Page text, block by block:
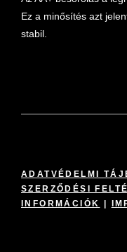
Ez a minősítés azt
stabil.
ADATVÉDELMI
SZERZŐDÉSI
INFORMÁCIÓK